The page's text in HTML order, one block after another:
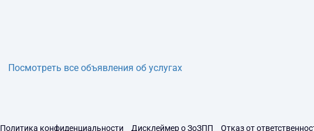
Посмотреть все объявления об услугах
Политика конфиденциальности Дисклеймер о ЗоЗПП Отказ от